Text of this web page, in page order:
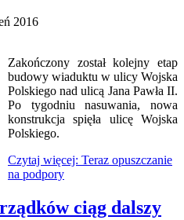
2016
Zakończony został kolejny etap
budowy wiaduktu w ulicy Wojska
Polskiego nad ulicą Jana Pawła II.
Po tygodniu nasuwania, nowa
konstrukcja spięła ulicę Wojska
Polskiego.
Czytaj więcej: Teraz opuszczanie
na podpory
ciąg dalszy